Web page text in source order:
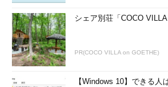
シェア別荘「COCO
PR(COCO VILLA on GOETHE)
【Windows 10】できる